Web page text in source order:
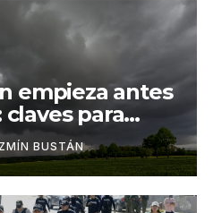
empieza antes
para
frente a
BUSTÁN